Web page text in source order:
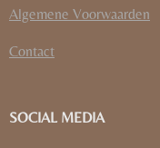
Algemene Voorwaarden
Contact
SOCIAL MEDIA